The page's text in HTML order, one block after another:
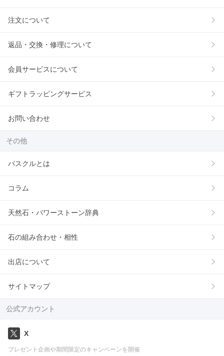
注文について
返品・交換・修理について
会員サービスについて
ギフトラッピングサービス
お問い合わせ
その他
パスクルとは
コラム
天然石・パワーストーン辞典
石の組み合わせ・相性
出店について
サイトマップ
公式アカウント
X
プレゼント企画や期間限定のキャンペーンを開催